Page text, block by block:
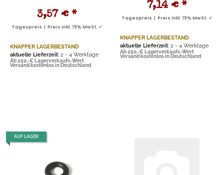
3,57 € *
Tagespreis | Preis inkl. 19% MwSt. ✓
KNAPPER LAGERBESTAND
aktuelle Lieferzeit: 2 - 4 Werktage
Ab 250,-€ Lagerverkaufs-Wert
Versand kostenlos in Deutschland
7,14 € *
Tagespreis | Preis inkl. 19% MwSt. ✓
KNAPPER LAGERBESTAND
aktuelle Lieferzeit: 2 - 4 Werktage
Ab 250,-€ Lagerverkaufs-Wert
Versand kostenlos in Deutschland
AUF LAGER